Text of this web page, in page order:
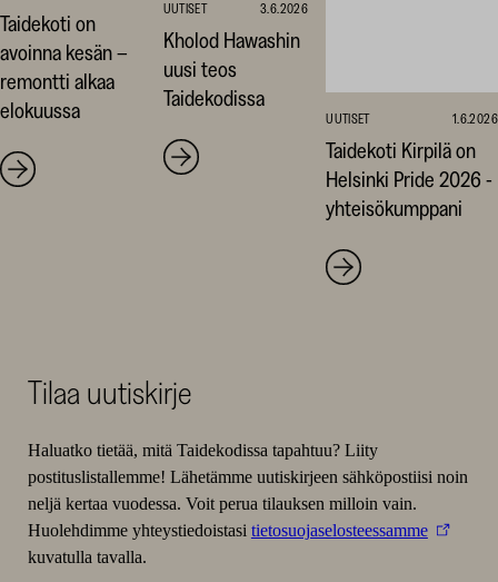
Taidekoti on
avoinna kesän –
remontti alkaa
elokuussa
UUTISET 3.6.2026
Kholod Hawashin
uusi teos
Taidekodissa
UUTISET 1.6.2026
Taidekoti Kirpilä on
Helsinki Pride 2026 -
yhteisökumppani
Tilaa uutiskirje
Haluatko tietää, mitä Taidekodissa tapahtuu? Liity
postituslistallemme! Lähetämme uutiskirjeen sähköpostiisi noin
neljä kertaa vuodessa. Voit perua tilauksen milloin vain.
Huolehdimme yhteystiedoistasi tietosuojaselosteessamme
kuvatulla tavalla.